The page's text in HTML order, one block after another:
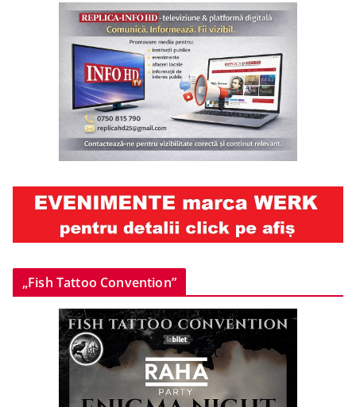
„Fish Tattoo Convention”